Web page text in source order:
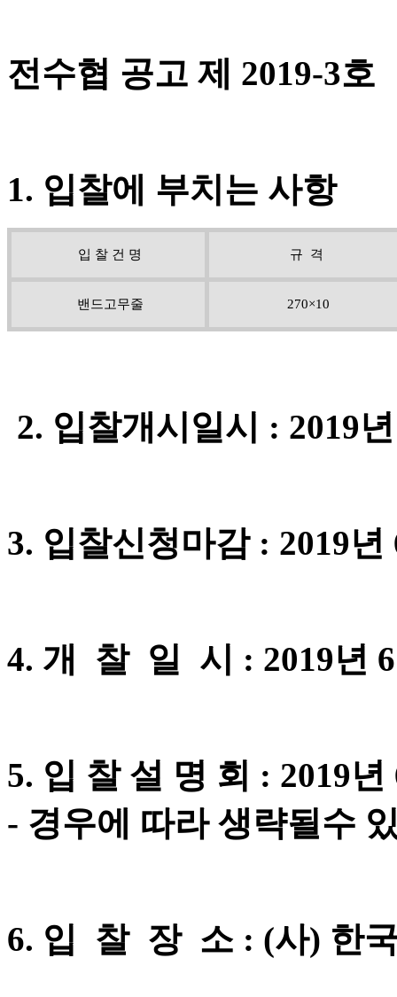
전수협 공고 제 2019-3호
1. 입찰에 부치는 사항
입 찰 건 명 규 격
밴드고무줄 270×10
2. 입찰개시일시 : 2019
3. 입찰신청마감 : 2019년
4. 개 찰 일 시 : 2019년
5. 입 찰 설 명 회 : 2019
- 경우에 따라 생략될수
6. 입 찰 장 소 : (사) 한